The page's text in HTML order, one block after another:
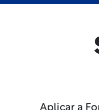
Aplicar a